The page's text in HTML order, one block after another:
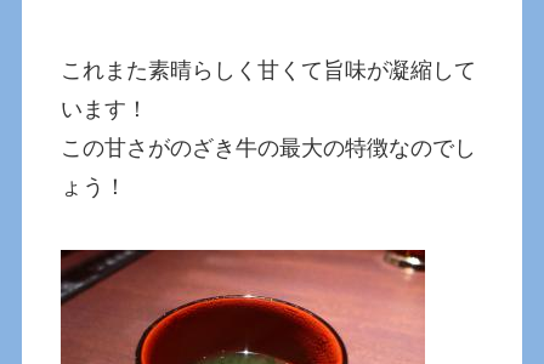
これまた素晴らしく甘くて旨味が凝縮して
います！
この甘さがのざき牛の最大の特徴なのでし
ょう！